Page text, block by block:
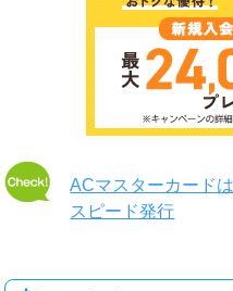
ACマスターカード
スピード発行